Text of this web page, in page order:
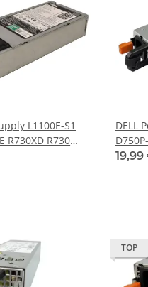
L1100E-S1
R730XD R730
0PR21C
DELL
R510,
19,99
TOP